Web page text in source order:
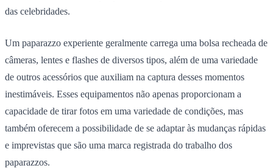
das celebridades.
Um paparazzo experiente geralmente carrega uma bolsa recheada de
câmeras, lentes e flashes de diversos tipos, além de uma variedade
de outros acessórios que auxiliam na captura desses momentos
inestimáveis. Esses equipamentos não apenas proporcionam a
capacidade de tirar fotos em uma variedade de condições, mas
também oferecem a possibilidade de se adaptar às mudanças rápidas
e imprevistas que são uma marca registrada do trabalho dos
paparazzos.